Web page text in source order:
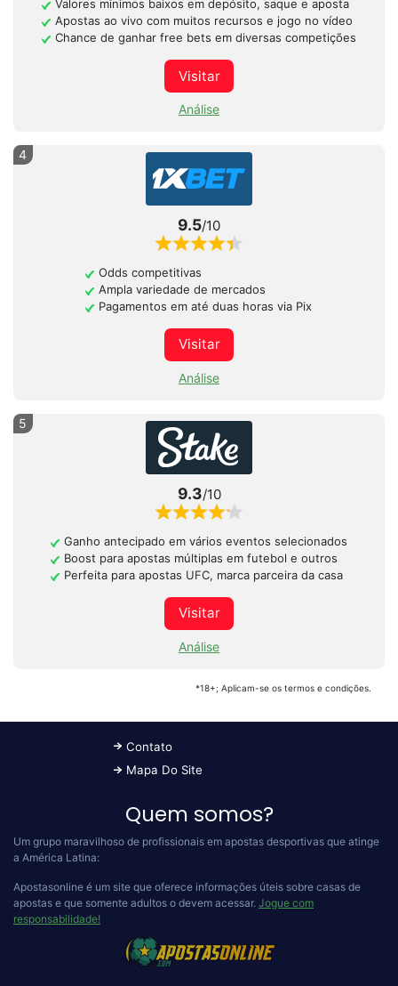
Valores mínimos baixos em depósito, saque e aposta
Apostas ao vivo com muitos recursos e jogo no vídeo
Chance de ganhar free bets em diversas competições
Visitar
Análise
4
9.5/10
Odds competitivas
Ampla variedade de mercados
Pagamentos em até duas horas via Pix
Visitar
Análise
5
9.3/10
Ganho antecipado em vários eventos selecionados
Boost para apostas múltiplas em futebol e outros
Perfeita para apostas UFC, marca parceira da casa
Visitar
Análise
*18+; Aplicam-se os termos e condições.
Contato
Mapa Do Site
Quem somos?
Um grupo maravilhoso de profissionais em apostas desportivas que atinge
a América Latina:
Apostasonline é um site que oferece informações úteis sobre casas de
apostas e que somente adultos o devem acessar. Jogue com
responsabilidade!